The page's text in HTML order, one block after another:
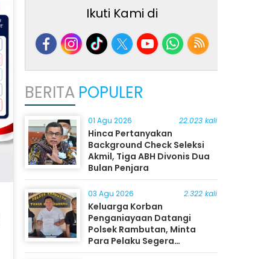
Ikuti Kami di
BERITA POPULER
01 Agu 2026 22.023 kali
Hinca Pertanyakan
Background Check Seleksi
Akmil, Tiga ABH Divonis Dua
Bulan Penjara
03 Agu 2026 2.322 kali
Keluarga Korban
Penganiayaan Datangi
Polsek Rambutan, Minta
Para Pelaku Segera
Ditangkap